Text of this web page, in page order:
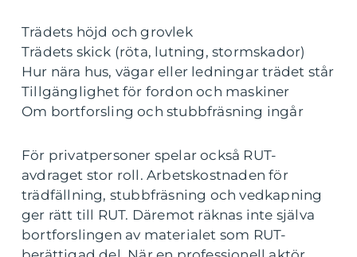
Trädets höjd och grovlek
Trädets skick (röta, lutning, stormskador)
Hur nära hus, vägar eller ledningar trädet står
Tillgänglighet för fordon och maskiner
Om bortforsling och stubbfräsning ingår
För privatpersoner spelar också RUT-
avdraget stor roll. Arbetskostnaden för
trädfällning, stubbfräsning och vedkapning
ger rätt till RUT. Däremot räknas inte själva
bortforslingen av materialet som RUT-